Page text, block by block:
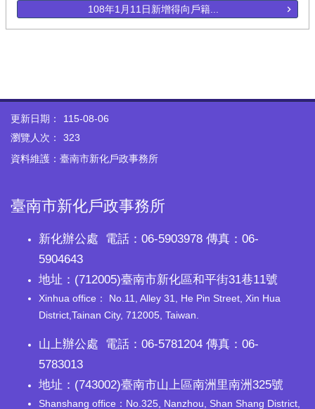
108年1月11日新增得向戶籍...
更新日期：
115-08-06
瀏覽人次：
323
資料維護：臺南市新化戶政事務所
臺南市新化戶政事務所
新化辦公處 電話：06-5903978 傳真：06-
5904643
地址：(712005)臺南市新化區和平街31巷11號
Xinhua office： No.11, Alley 31, He Pin Street, Xin Hua
District,Tainan City, 712005, Taiwan.
山上辦公處 電話：06-5781204 傳真：06-
5783013
地址：(743002)臺南市山上區南洲里南洲325號
Shanshang office：No.325, Nanzhou, Shan Shang District,